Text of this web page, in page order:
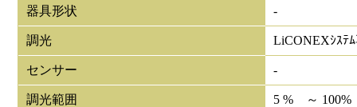
器具形状 -
調光 LiCONEXｼｽﾃ
センサー -
調光範囲 5 % ～ 100%